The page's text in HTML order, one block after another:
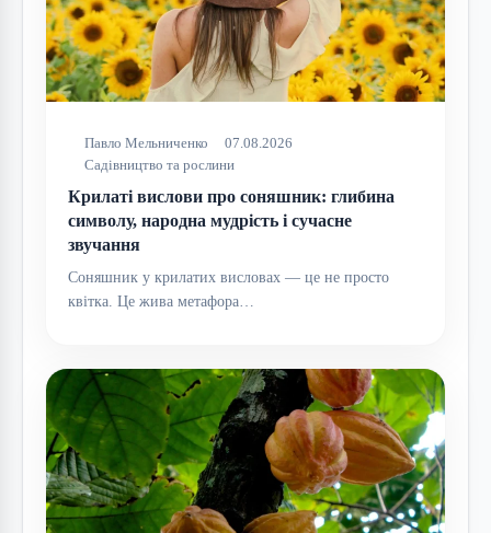
Павло Мельниченко
07.08.2026
Садівництво та рослини
Крилаті вислови про соняшник: глибина
символу, народна мудрість і сучасне
звучання
Соняшник у крилатих висловах — це не просто
квітка. Це жива метафора…